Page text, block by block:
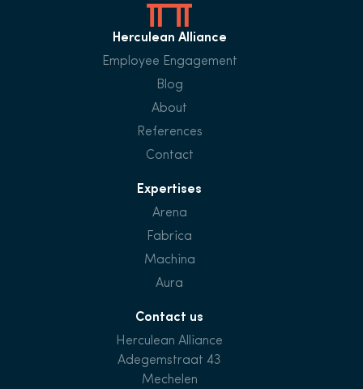
Herculean Alliance
Employee Engagement
Blog
About
References
Contact
Expertises
Arena
Fabrica
Machina
Aura
Contact us
Herculean Alliance
Adegemstraat 43
Mechelen